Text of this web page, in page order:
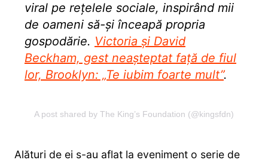
viral pe rețelele sociale, inspirând mii
de oameni să-și înceapă propria
gospodărie. Victoria și David
Beckham, gest neașteptat față de fiul
lor, Brooklyn: „Te iubim foarte mult”.
A post shared by The King’s Foundation (@kingsfdn)
Alături de ei s-au aflat la eveniment o serie de